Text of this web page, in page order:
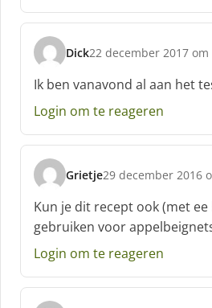
:
Dick
s
c
h
r
e
f
:
22 december 2017 om
Ik ben vanavond al aan het
Login om te reageren
Grietje
s
c
h
r
e
f
29 december 2016
Kun je dit recept ook (met ee
gebruiken voor
Login om te reageren